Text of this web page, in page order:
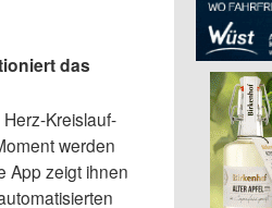
das
Kreislauf-
werden
App zeigt ihnen